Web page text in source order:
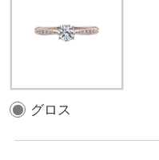
グロス